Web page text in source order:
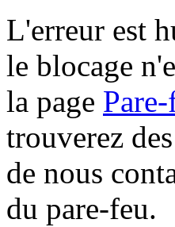
L'erreur est
le blocage
la page
trouverez
de nous
du pare-feu.